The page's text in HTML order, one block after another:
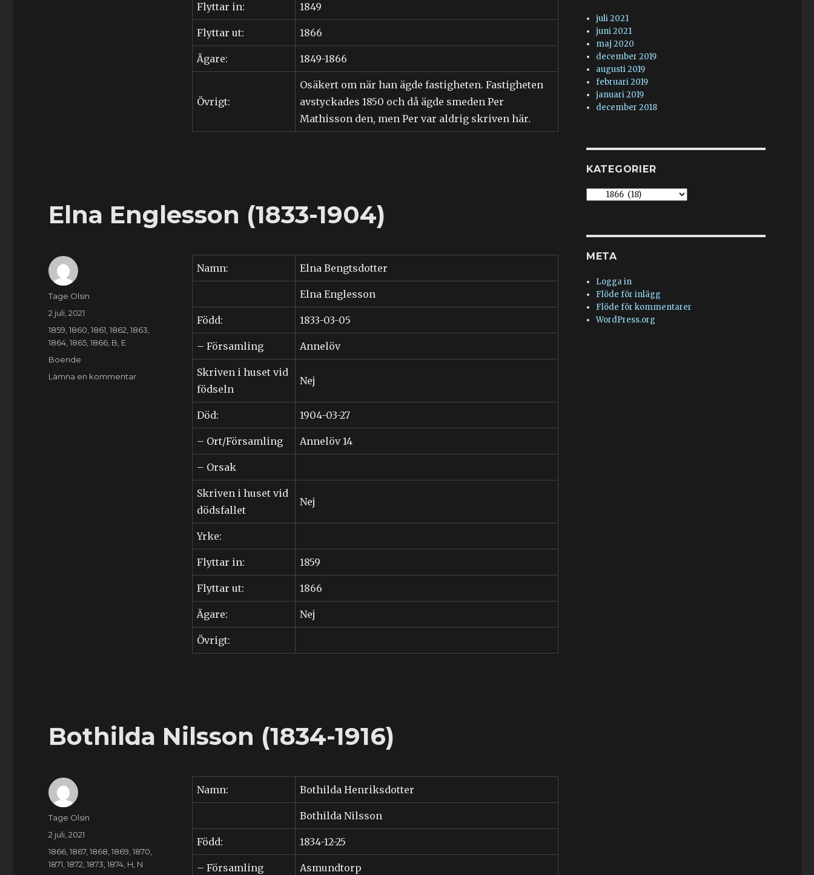
Flyttar in: 1849
Flyttar ut: 1866
Ägare: 1849-1866
Övrigt:
Osäkert om när han ägde fastigheten. Fastigheten
avstyckades 1850 och då ägde smeden Per
Mathisson den, men Per var aldrig skriven här.
Elna Englesson (1833-1904)
Namn: Elna Bengtsdotter
Elna Englesson
Född: 1833-03-05
– Församling Annelöv
Skriven i huset vid
födseln
Nej
Död: 1904-03-27
– Ort/Församling Annelöv 14
– Orsak
Skriven i huset vid
dödsfallet
Nej
Yrke:
Flyttar in: 1859
Flyttar ut: 1866
Ägare: Nej
Övrigt:
Författare
Tage Olsin
Publicerat
2 juli, 2021
Kategorier
1859 ,1860 ,1861 ,1862 ,1863
1864 ,1865 ,1866 B E
Etiketter
Boende
Lämna en kommentartill
Bothilda Nilsson (1834-1916)
Namn: Bothilda Henriksdotter
Bothilda Nilsson
Född: 1834-12-25
– Församling Asmundtorp
Författare
Tage Olsin
Publicerat
2 juli, 2021
Kategorier
1866 ,1867,1868 ,1869 ,1870
1871 ,1872 ,1873 ,1874 H N
juli 2021
juni 2021
maj 2020
december 2019
augusti 2019
februari 2019
januari 2019
december 2018
KATEGORIER
Kategorier
META
Logga in
Flöde för inlägg
Flöde för kommentarer
WordPress.org